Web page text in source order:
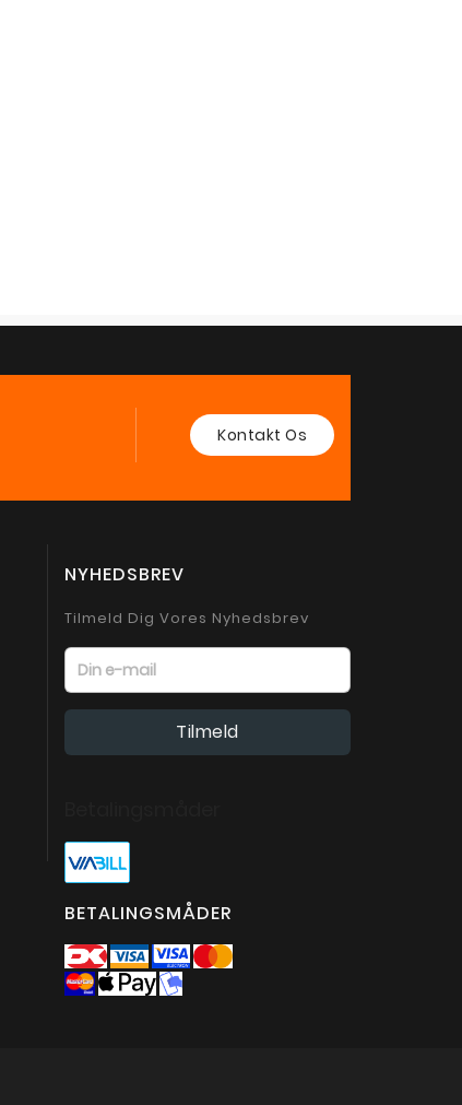
Kontakt Os
NYHEDSBREV
Tilmeld Dig Vores Nyhedsbrev
BETALINGSMÅDER